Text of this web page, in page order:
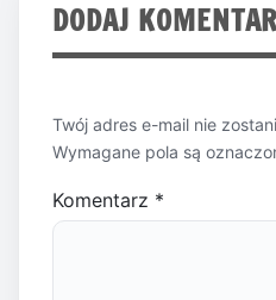
DODAJ
Twój adres e-mail nie
Wymagane pola są
Komentarz *